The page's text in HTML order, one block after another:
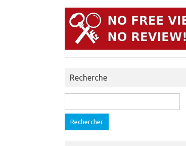
Recherche